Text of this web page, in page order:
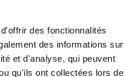
des fonctionnalités
des informations sur
et d'analyse, qui peuvent
qu'ils ont collectées lors de